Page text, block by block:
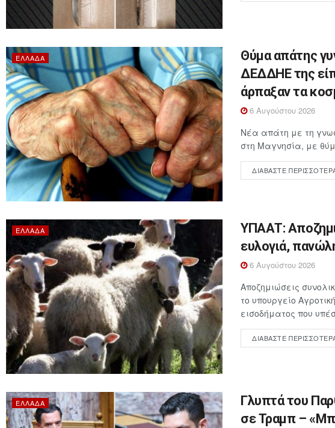
ΕΛΛΆΔΑ
Θύμα απάτης
ΔΕΔΔΗΕ της
άρπαξαν τα
6 Αυγούστου 2026
Νέα απάτη με τη
στη Μαγνησία, με
ΔΙΑΒΆΣΤΕ
ΕΛΛΆΔΑ
ΥΠΑΑΤ:
ευλογιά,
6 Αυγούστου 2026
Αποζημιώσεις
το υπουργείο
εισοδήματος που
ΔΙΑΒΆΣΤΕ
ΕΛΛΆΔΑ
Γλυπτά του
σε Τραμπ –